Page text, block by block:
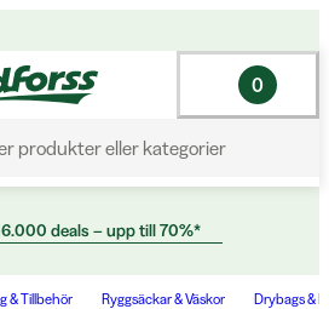
produkter eller kategorier
0
deals – upp till 70%*
& Tillbehör Ryggsäckar & Väskor Drybags &